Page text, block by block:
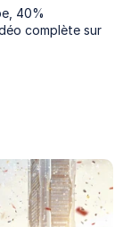
40%
complète sur